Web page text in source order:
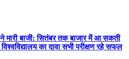
मारी बाजी: सितंबर तक बाजार में आ सकती
का दावा सभी परीक्षण रहे सफल